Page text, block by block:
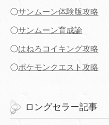
〇サンムーン体験版攻略
〇サンムーン育成論
〇はねろコイキング攻略
〇ポケモンクエスト攻略
ロングセラー記事